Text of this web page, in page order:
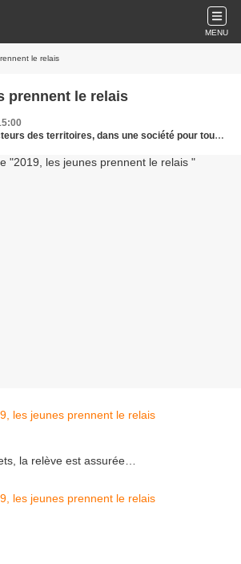
MENU
le relais
prennent le relais
des territoires, dans une société pour tous les âges
la relève est assurée…